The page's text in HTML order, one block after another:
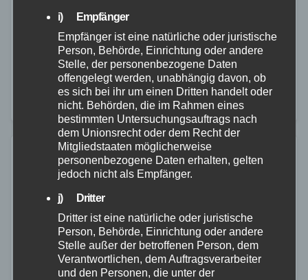
Am 25.06.2024, um 07:51 Uhr, ereignete sich an der
Kreuzung Langendorfer Straße / Luisenstraße ein
Verkehrsunfall mit Personenschaden. Ein 80-jähriger
Autofahrer befuhr die Langendorfer Straße und wollte
an der besagten…
i) Empfänger
Empfänger ist eine natürliche oder juristische
Person, Behörde, Einrichtung oder andere
Stelle, der personenbezogene Daten
offengelegt werden, unabhängig davon, ob
es sich bei ihr um einen Dritten handelt oder
nicht. Behörden, die im Rahmen eines
bestimmten Untersuchungsauftrags nach
dem Unionsrecht oder dem Recht der
Mitgliedstaaten möglicherweise
personenbezogene Daten erhalten, gelten
jedoch nicht als Empfänger.
j) Dritter
Dritter ist eine natürliche oder juristische
Person, Behörde, Einrichtung oder andere
Stelle außer der betroffenen Person, dem
Verantwortlichen, dem Auftragsverarbeiter
und den Personen, die unter der